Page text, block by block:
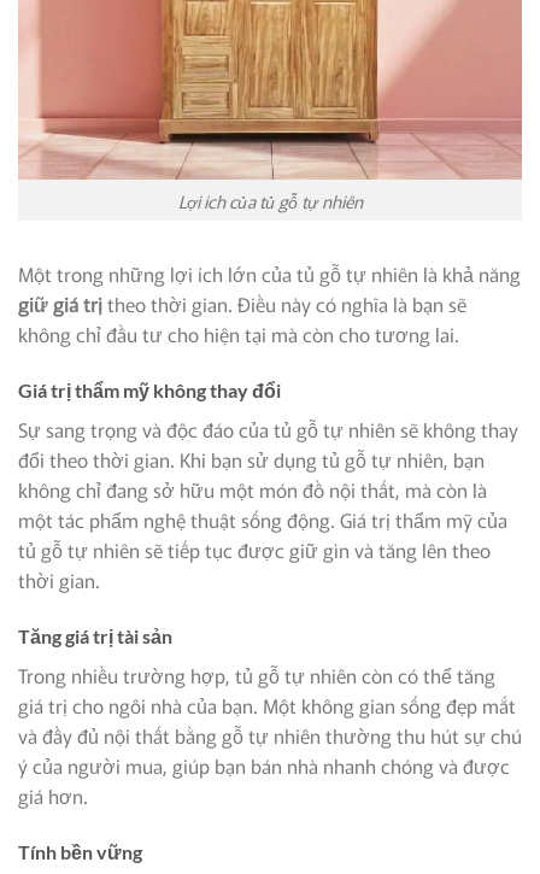
Lợi ích của tủ gỗ tự nhiên
Một trong những lợi ích lớn của tủ gỗ tự nhiên là khả năng
giữ giá trịtheo thời gian. Điều này có nghĩa là bạn sẽ
không chỉ đầu tư cho hiện tại mà còn cho tương lai.
Giá trị thẩm mỹ không thay đổi
Sự sang trọng và độc đáo của tủ gỗ tự nhiên sẽ không thay
đổi theo thời gian. Khi bạn sử dụng tủ gỗ tự nhiên, bạn
không chỉ đang sở hữu một món đồ nội thất, mà còn là
một tác phẩm nghệ thuật sống động. Giá trị thẩm mỹ của
tủ gỗ tự nhiên sẽ tiếp tục được giữ gìn và tăng lên theo
thời gian.
Tăng giá trị tài sản
Trong nhiều trường hợp, tủ gỗ tự nhiên còn có thể tăng
giá trị cho ngôi nhà của bạn. Một không gian sống đẹp mắt
và đầy đủ nội thất bằng gỗ tự nhiên thường thu hút sự chú
ý của người mua, giúp bạn bán nhà nhanh chóng và được
giá hơn.
Tính bền vững